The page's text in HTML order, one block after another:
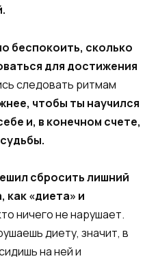
беспокоить, сколько
для достижения
следовать ритмам
чтобы ты научился
и, в конечном счете,
сбросить лишний
как «диета» и
ничего не нарушает.
диету, значит, в
на ней и